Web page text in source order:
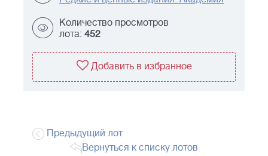
Количество просмотров
лота: 452
Добавить в избранное
Предыдущий лот
Вернуться к списку лотов